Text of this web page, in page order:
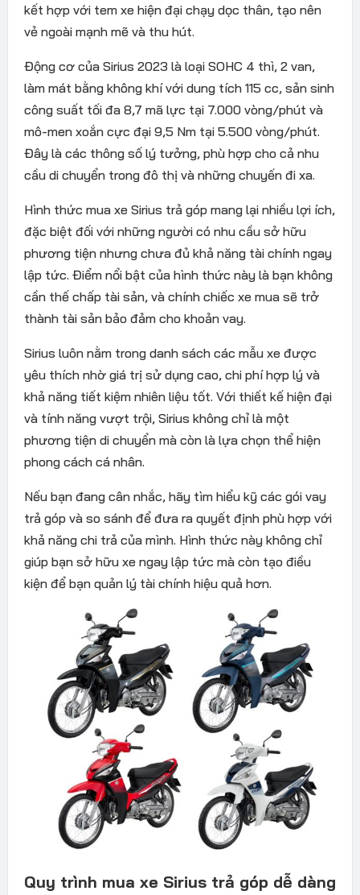
kết hợp với tem xe hiện đại chạy dọc thân, tạo nên
vẻ ngoài mạnh mẽ và thu hút.
Động cơ của Sirius 2023 là loại SOHC 4 thì, 2 van,
làm mát bằng không khí với dung tích 115 cc, sản sinh
công suất tối đa 8,7 mã lực tại 7.000 vòng/phút và
mô-men xoắn cực đại 9,5 Nm tại 5.500 vòng/phút.
Đây là các thông số lý tưởng, phù hợp cho cả nhu
cầu di chuyển trong đô thị và những chuyến đi xa.
Hình thức mua xe Sirius trả góp mang lại nhiều lợi ích,
đặc biệt đối với những người có nhu cầu sở hữu
phương tiện nhưng chưa đủ khả năng tài chính ngay
lập tức. Điểm nổi bật của hình thức này là bạn không
cần thế chấp tài sản, và chính chiếc xe mua sẽ trở
thành tài sản bảo đảm cho khoản vay.
Sirius luôn nằm trong danh sách các mẫu xe được
yêu thích nhờ giá trị sử dụng cao, chi phí hợp lý và
khả năng tiết kiệm nhiên liệu tốt. Với thiết kế hiện đại
và tính năng vượt trội, Sirius không chỉ là một
phương tiện di chuyển mà còn là lựa chọn thể hiện
phong cách cá nhân.
Nếu bạn đang cân nhắc, hãy tìm hiểu kỹ các gói vay
trả góp và so sánh để đưa ra quyết định phù hợp với
khả năng chi trả của mình. Hình thức này không chỉ
giúp bạn sở hữu xe ngay lập tức mà còn tạo điều
kiện để bạn quản lý tài chính hiệu quả hơn.
Quy trình mua xe Sirius trả góp dễ dàng